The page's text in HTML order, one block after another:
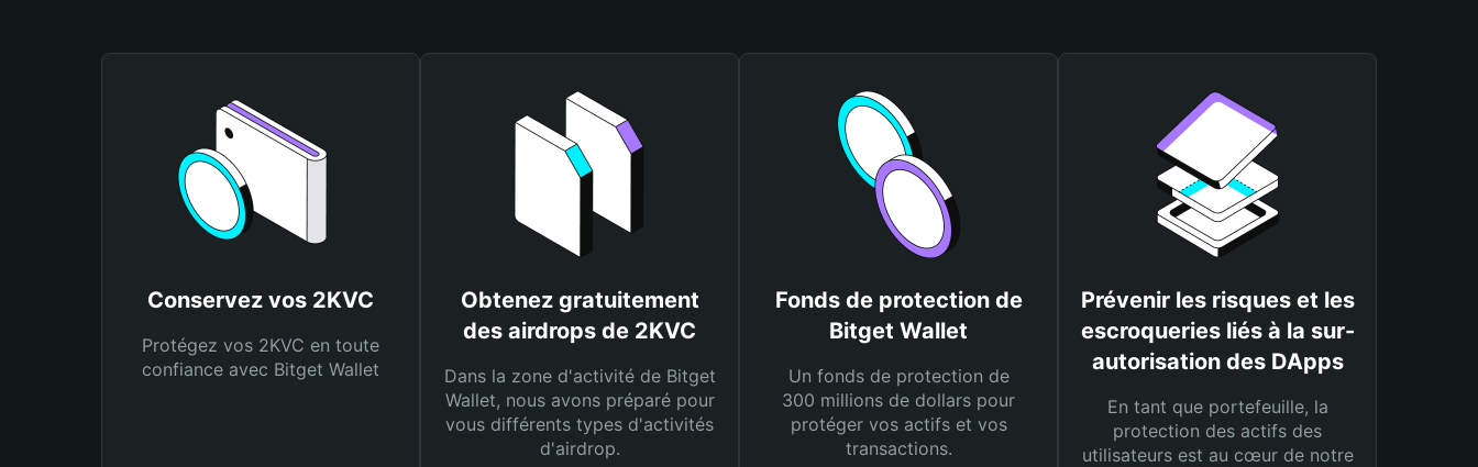
Conservez vos 2KVC
Protégez vos 2KVC en toute
confiance avec Bitget Wallet
Obtenez gratuitement
des airdrops de 2KVC
Dans la zone d'activité de Bitget
Wallet, nous avons préparé pour
vous différents types d'activités
d'airdrop.
Fonds de protection de
Bitget Wallet
Un fonds de protection de
300 millions de dollars pour
protéger vos actifs et vos
transactions.
Prévenir les risques et les
escroqueries liés à la sur-
autorisation des DApps
En tant que portefeuille, la
protection des actifs des
utilisateurs est au cœur de notre